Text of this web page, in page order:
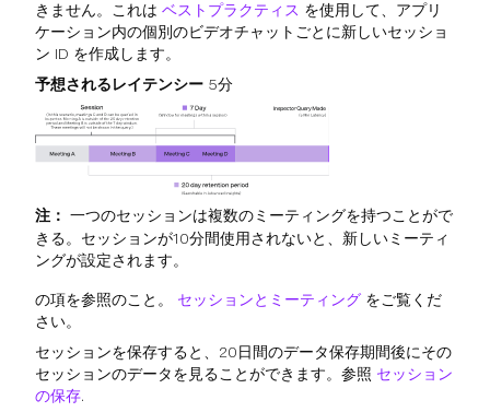
きません。これは ベストプラクティス を使用して、アプリ
ケーション内の個別のビデオチャットごとに新しいセッショ
ン ID を作成します。
予想されるレイテンシー 5分
注： 一つのセッションは複数のミーティングを持つことがで
きる。セッションが10分間使用されないと、新しいミーティ
ングが設定されます。
の項を参照のこと。 セッションとミーティング をご覧くだ
さい。
セッションを保存すると、20日間のデータ保存期間後にその
セッションのデータを見ることができます。参照 セッション
の保存.